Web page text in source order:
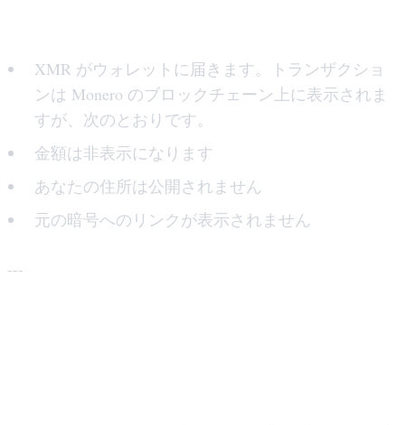
XMR がウォレットに届きます。トランザクショ
ンは Monero のブロックチェーン上に表示されま
すが、次のとおりです。
金額は非表示になります
あなたの住所は公開されません
元の暗号へのリンクが表示されません
---